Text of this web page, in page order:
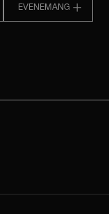
EVENEMANG